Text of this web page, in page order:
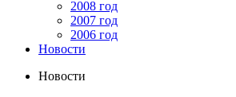
2008 год
2007 год
2006 год
Новости
Новости